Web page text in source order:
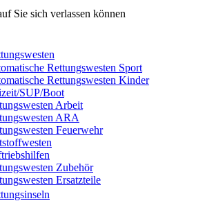
Sie sich verlassen können
Rettungswesten Sport
Rettungswesten Kinder
SUP/Boot
Arbeit
ARA
Feuerwehr
Zubehör
Ersatzteile